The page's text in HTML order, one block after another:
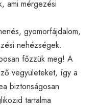
ami mérgezési
gyomorfájdalom,
nehézségek.
főzzük meg! A
vegyületeket, így a
biztonságosan
tartalma